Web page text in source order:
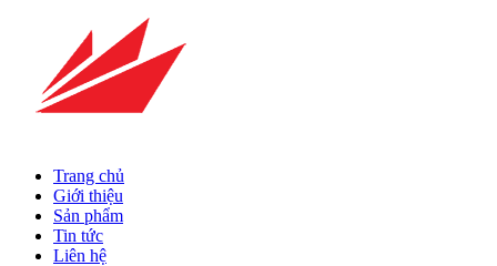
Trang chủ
Giới thiệu
Sản phẩm
Tin tức
Liên hệ